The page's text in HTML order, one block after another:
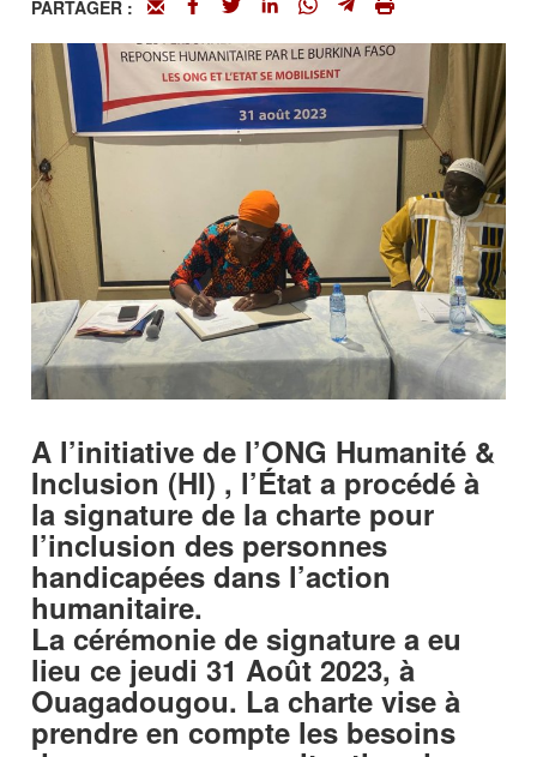
PARTAGER :
A l’initiative de l’ONG Humanité &
Inclusion (HI) , l’État a procédé à
la signature de la charte pour
l’inclusion des personnes
handicapées dans l’action
humanitaire.
La cérémonie de signature a eu
lieu ce jeudi 31 Août 2023, à
Ouagadougou. La charte vise à
prendre en compte les besoins